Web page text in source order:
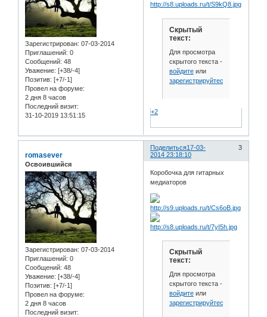
Зарегистрирован: 07-03-2014
Приглашений: 0
Сообщений: 48
Уважение: [+38/-4]
Позитив: [+7/-1]
Провел на форуме:
2 дня 8 часов
Последний визит:
31-10-2019 13:51:15
Скрытый
текст:
Для просмотра
скрытого текста -
войдитеили
зарегистрируйтесь
+2
Поделиться 3
17-03-
2014 23:18:10
romasever
Освоившийся
Зарегистрирован: 07-03-2014
Приглашений: 0
Сообщений: 48
Уважение: [+38/-4]
Позитив: [+7/-1]
Провел на форуме:
2 дня 8 часов
Последний визит:
Коробочка для гитарных
медиаторов
Скрытый
текст:
Для просмотра
скрытого текста -
войдитеили
зарегистрируйтесь